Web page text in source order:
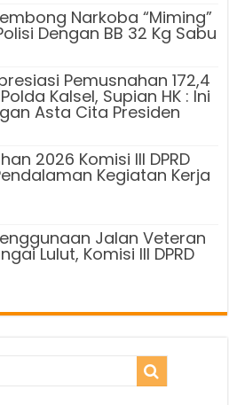
Narkoba “Miming”
Dengan BB 32 Kg Sabu
Pemusnahan 172,4
Kalsel, Supian HK : Ini
Asta Cita Presiden
2026 Komisi III DPRD
Kegiatan Kerja
Jalan Veteran
Lulut, Komisi III DPRD